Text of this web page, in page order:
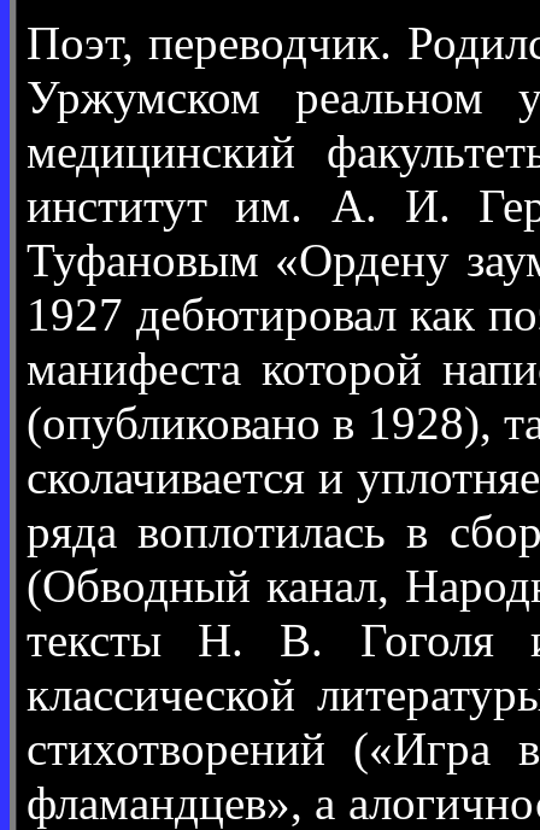
Поэт, переводчик.
Уржумском реальном
медицинский
институт им. А. И.
Туфановым «Ордену
1927 дебютировал как
манифеста которой
(опубликовано в 1928),
сколачивается и
ряда воплотилась в
(Обводный канал,
тексты Н. В. Гоголя и
классической
стихотворений
фламандцев», а